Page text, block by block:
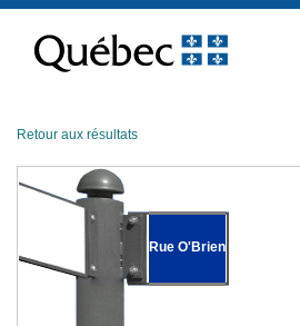
contenu
Retour aux résultats
Rue O'Brien